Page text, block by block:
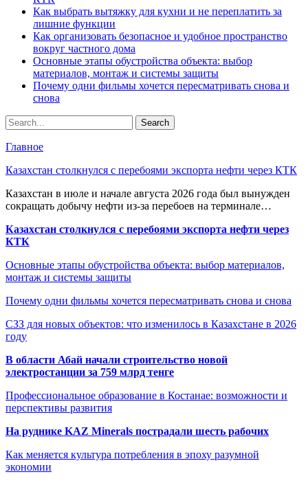
Как выбрать вытяжку для кухни и не переплатить за
лишние функции
Как организовать безопасное и удобное пространство
вокруг частного дома
Основные этапы обустройства объекта: выбор
материалов, монтаж и системы защиты
Почему одни фильмы хочется пересматривать снова и
снова
Главное
Казахстан столкнулся с перебоями экспорта нефти через КТК
Казахстан в июле и начале августа 2026 года был вынужден
сокращать добычу нефти из-за перебоев на терминале…
Казахстан столкнулся с перебоями экспорта нефти через
КТК
Основные этапы обустройства объекта: выбор материалов,
монтаж и системы защиты
Почему одни фильмы хочется пересматривать снова и снова
СЗЗ для новых объектов: что изменилось в Казахстане в 2026
году
В области Абай начали строительство новой
электростанции за 759 млрд тенге
Профессиональное образование в Костанае: возможности и
перспективы развития
На руднике KAZ Minerals пострадали шесть рабочих
Как меняется культура потребления в эпоху разумной
экономии